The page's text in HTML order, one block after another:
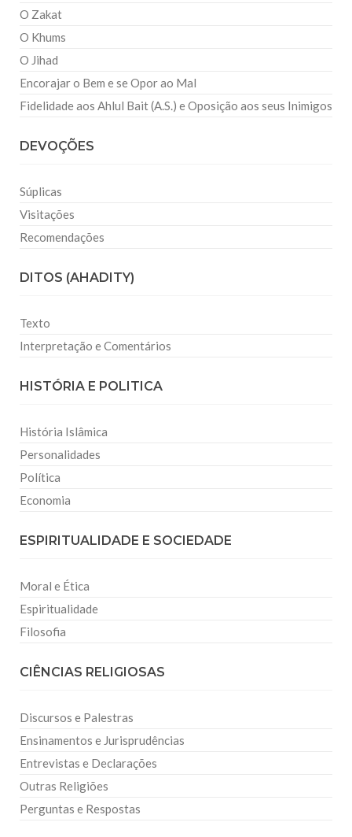
O Zakat
O Khums
O Jihad
Encorajar o Bem e se Opor ao Mal
Fidelidade aos Ahlul Bait (A.S.) e Oposição aos seus Inimigos
DEVOÇÕES
Súplicas
Visitações
Recomendações
DITOS (AHADITY)
Texto
Interpretação e Comentários
HISTÓRIA E POLITICA
História Islâmica
Personalidades
Política
Economia
ESPIRITUALIDADE E SOCIEDADE
Moral e Ética
Espiritualidade
Filosofia
CIÊNCIAS RELIGIOSAS
Discursos e Palestras
Ensinamentos e Jurisprudências
Entrevistas e Declarações
Outras Religiões
Perguntas e Respostas